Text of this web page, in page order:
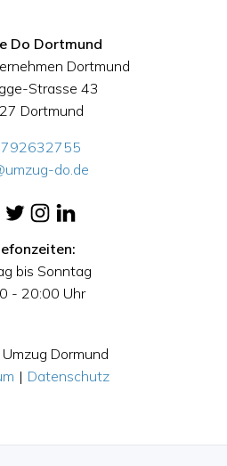
Do Dortmund
Dortmund
Strasse 43
Dortmund
do.de
bis Sonntag
- 20:00 Uhr
Dormund
| Datenschutz